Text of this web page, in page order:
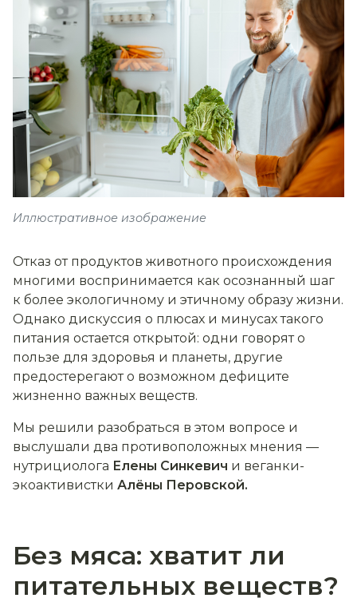
Иллюстративное изображение
Отказ от продуктов животного происхождения
многими воспринимается как осознанный шаг
к более экологичному и этичному образу жизни.
Однако дискуссия о плюсах и минусах такого
питания остается открытой: одни говорят о
пользе для здоровья и планеты, другие
предостерегают о возможном дефиците
жизненно важных веществ.
Мы решили разобраться в этом вопросе и
выслушали два противоположных мнения —
нутрициолога Елены Синкевич и веганки-
экоактивистки Алёны Перовской.
Без мяса: хватит ли
питательных веществ?